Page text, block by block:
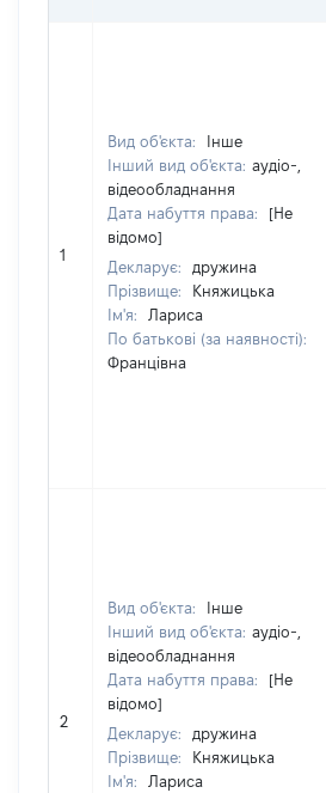
1
Вид об'єкта:
Інше
Інший вид об'єкта: аудіо-,
відеообладнання
Дата набуття права:
[Не
відомо]
Декларує:
дружина
Прізвище:
Княжицька
Ім'я:
Лариса
По батькові (за наявності):
Францівна
2
Вид об'єкта:
Інше
Інший вид об'єкта: аудіо-,
відеообладнання
Дата набуття права:
[Не
відомо]
Декларує:
дружина
Прізвище:
Княжицька
Ім'я:
Лариса